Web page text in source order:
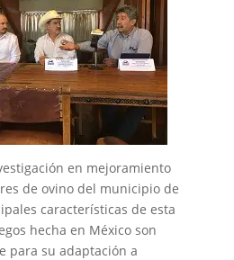
en mejoramiento
de ovino del municipio de
características de esta
hecha en México son
para su adaptación a